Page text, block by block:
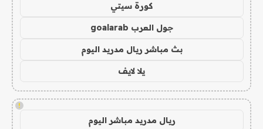
كورة سيتي
جول العرب goalarab
بث مباشر ريال مدريد اليوم
يلا لايف
!
ريال مدريد مباشر اليوم